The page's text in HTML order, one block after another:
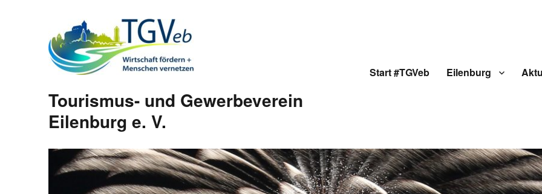
Tourismus- und Gewerbeverein
Eilenburg e. V.
Start #TGVeb Eilenburg